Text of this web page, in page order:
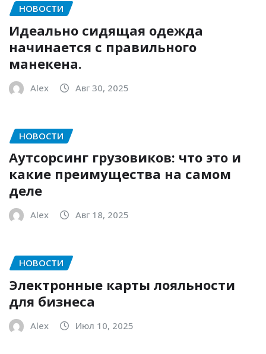
НОВОСТИ
Идеально сидящая одежда
начинается с правильного
манекена.
Alex Авг 30, 2025
НОВОСТИ
Аутсорсинг грузовиков: что это и
какие преимущества на самом
деле
Alex Авг 18, 2025
НОВОСТИ
Электронные карты лояльности
для бизнеса
Alex Июл 10, 2025